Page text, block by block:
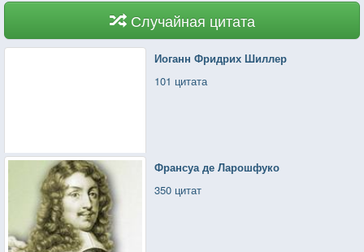
Случайная цитата
Иоганн Фридрих Шиллер
101 цитата
Франсуа де Ларошфуко
350 цитат